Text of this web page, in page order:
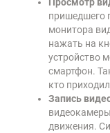
пришедшего
монитора
нажать на
устройство
смартфон.
кто
Запись
движения.